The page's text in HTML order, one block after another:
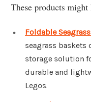
These products might
Foldable
seagrass baskets
storage solution
durable and
Legos.